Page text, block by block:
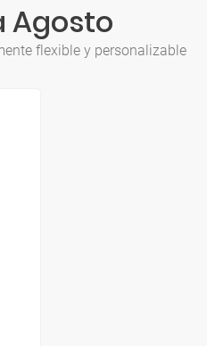
Agosto
flexible y personalizable